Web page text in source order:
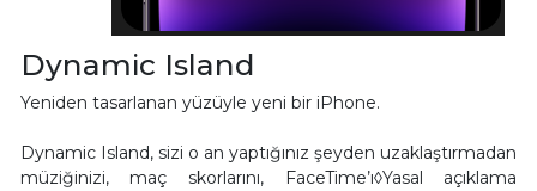
Dynamic Island
Yeniden tasarlanan yüzüyle yeni bir iPhone.
Dynamic Island, sizi o an yaptığınız şeyden uzaklaştırmadan
müziğinizi, maç skorlarını, FaceTime’ı◊Yasal açıklama